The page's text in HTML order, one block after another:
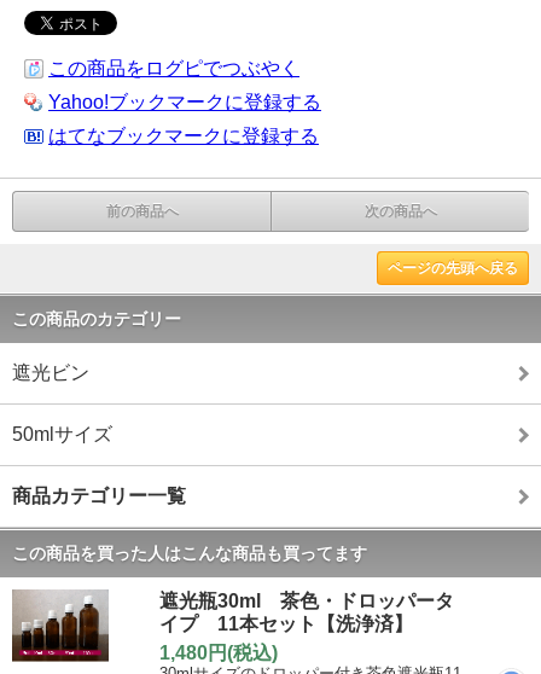
この商品をログピでつぶやく
Yahoo!ブックマークに登録する
はてなブックマークに登録する
前の商品へ 次の商品へ
ページの先頭へ戻る
この商品のカテゴリー
遮光ビン
50mlサイズ
商品カテゴリー一覧
この商品を買った人はこんな商品も買ってます
遮光瓶30ml 茶色・ドロッパータ
イプ 11本セット【洗浄済】
1,480円(税込)